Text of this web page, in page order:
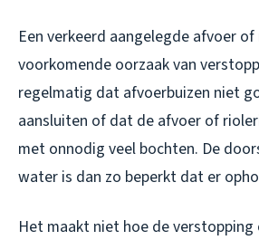
Een verkeerd aangelegde afvoer
voorkomende oorzaak van
regelmatig dat afvoerbuizen niet
aansluiten of dat de afvoer of
met onnodig veel bochten. De
water is dan zo beperkt dat er
Het maakt niet hoe de